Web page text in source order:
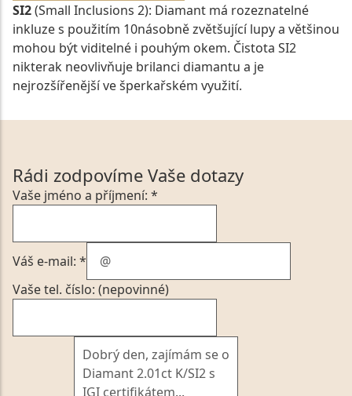
SI2(Small Inclusions 2): Diamant má rozeznatelné
inkluze s použitím 10násobně zvětšující lupy a většinou
mohou být viditelné i pouhým okem. Čistota SI2
nikterak neovlivňuje brilanci diamantu a je
nejrozšířenější ve šperkařském využití.
Rádi zodpovíme Vaše dotazy
Vaše jméno a příjmení: *
Váš e-mail: *
Vaše tel. číslo: (nepovinné)